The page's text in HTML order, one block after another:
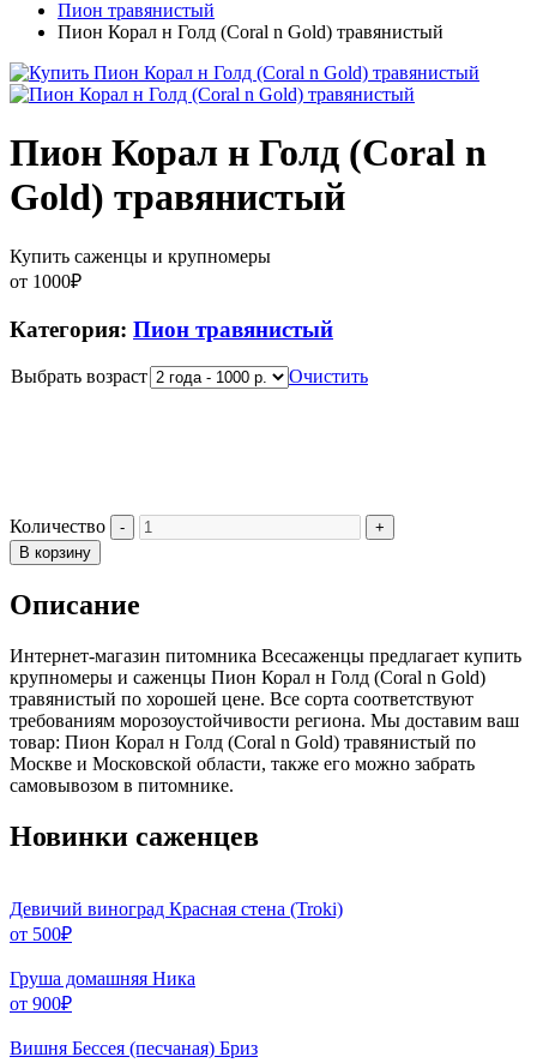
Пион травянистый
Пион Корал н Голд (Coral n Gold) травянистый
Пион Корал н Голд (Coral n
Gold) травянистый
Купить саженцы и крупномеры
от 1000₽
Категория: Пион травянистый
Выбрать возраст Очистить
Количество
В корзину
Описание
Интернет-магазин питомника Всесаженцы предлагает купить
крупномеры и саженцы Пион Корал н Голд (Coral n Gold)
травянистый по хорошей цене. Все сорта соответствуют
требованиям морозоустойчивости региона. Мы доставим ваш
товар: Пион Корал н Голд (Coral n Gold) травянистый по
Москве и Московской области, также его можно забрать
самовывозом в питомнике.
Новинки саженцев
Девичий виноград Красная стена (Troki)
от 500₽
Груша домашняя Ника
от 900₽
Вишня Бессея (песчаная) Бриз